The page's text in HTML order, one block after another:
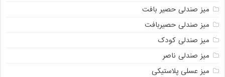
میز صندلی حصیر بافت
میز صندلی حصیربافت
میز صندلی کودک
میز صندلی ناصر
میز عسلی پلاستیکی